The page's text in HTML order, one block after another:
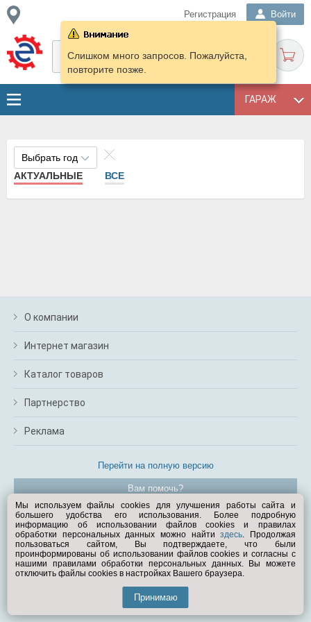
Регистрация Войти
ГАРАЖ
Слишком много запросов. Пожалуйста,
повторите позже.
Выбрать год
АКТУАЛЬНЫЕ
ВСЕ
О компании
Интернет магазин
Каталог товаров
Партнерство
Реклама
Перейти на полную версию
Вам помочь?
© Exist.ru 1998—2026
Мы используем файлы cookies для улучшения работы сайта и
большего удобства его использования. Более подробную
информацию об использовании файлов cookies и правилах
обработки персональных данных можно найтиздесь. Продолжая
пользоваться сайтом, Вы подтверждаете, что были
проинформированы об использовании файлов cookies и согласны с
нашими правилами обработки персональных данных. Вы можете
отключить файлы cookies в настройках Вашего браузера.
Принимаю